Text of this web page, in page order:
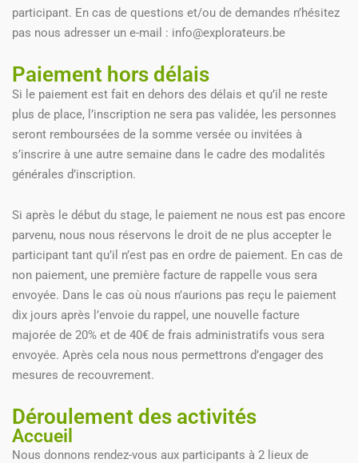
participant. En cas de questions et/ou de demandes n’hésitez
pas nous adresser un e-mail : info@explorateurs.be
Paiement hors délais
Si le paiement est fait en dehors des délais et qu’il ne reste
plus de place, l’inscription ne sera pas validée, les personnes
seront remboursées de la somme versée ou invitées à
s’inscrire à une autre semaine dans le cadre des modalités
générales d’inscription.
Si après le début du stage, le paiement ne nous est pas encore
parvenu, nous nous réservons le droit de ne plus accepter le
participant tant qu’il n’est pas en ordre de paiement. En cas de
non paiement, une première facture de rappelle vous sera
envoyée. Dans le cas où nous n’aurions pas reçu le paiement
dix jours après l’envoie du rappel, une nouvelle facture
majorée de 20% et de 40€ de frais administratifs vous sera
envoyée. Après cela nous nous permettrons d’engager des
mesures de recouvrement.
Déroulement des activités
Accueil
Nous donnons rendez-vous aux participants à 2 lieux de